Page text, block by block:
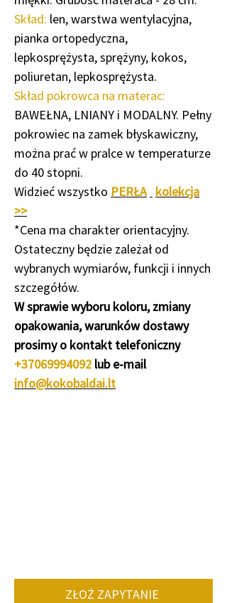
Skład: len, warstwa wentylacyjna,
pianka ortopedyczna,
lepkosprężysta, sprężyny, kokos,
poliuretan, lepkosprężysta.
Skład pokrowca na materac:
BAWEŁNA, LNIANY i MODALNY. Pełny
pokrowiec na zamek błyskawiczny,
można prać w pralce w temperaturze
do 40 stopni.
Widzieć wszystko PERŁA kolekcja
>>
*Cena ma charakter orientacyjny.
Ostateczny będzie zależał od
wybranych wymiarów, funkcji i innych
szczegółów.
W sprawie wyboru koloru, zmiany
opakowania, warunków dostawy
prosimy o kontakt telefoniczny
+37069994092 lub e-mail
info@kokobaldai.lt
ZŁOŻ ZAPYTANIE